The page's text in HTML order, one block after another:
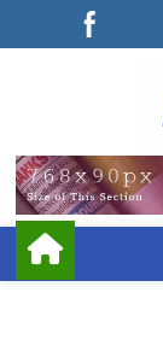
Facebook
LinkedIn